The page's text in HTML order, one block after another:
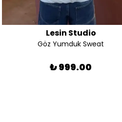
Lesin Studio
Göz Yumduk Sweat
₺ 999.00